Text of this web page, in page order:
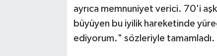
ayrıca memnuniyet verici. 70'i
büyüyen bu iyilik hareketinde
ediyorum." sözleriyle tamamladı.